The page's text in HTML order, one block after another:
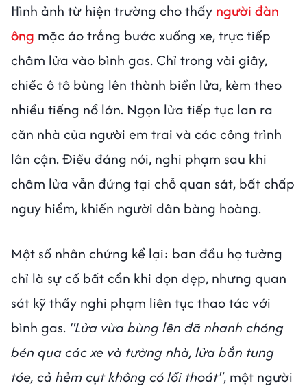
Hình ảnh từ hiện trường cho thấy người đàn
ông mặc áo trắng bước xuống xe, trực tiếp
châm lửa vào bình gas. Chỉ trong vài giây,
chiếc ô tô bùng lên thành biển lửa, kèm theo
nhiều tiếng nổ lớn. Ngọn lửa tiếp tục lan ra
căn nhà của người em trai và các công trình
lân cận. Điều đáng nói, nghi phạm sau khi
châm lửa vẫn đứng tại chỗ quan sát, bất chấp
nguy hiểm, khiến người dân bàng hoàng.
Một số nhân chứng kể lại: ban đầu họ tưởng
chỉ là sự cố bất cẩn khi dọn dẹp, nhưng quan
sát kỹ thấy nghi phạm liên tục thao tác với
bình gas. "Lửa vừa bùng lên đã nhanh chóng
bén qua các xe và tường nhà, lửa bắn tung
tóe, cả hẻm cụt không có lối thoát", một người